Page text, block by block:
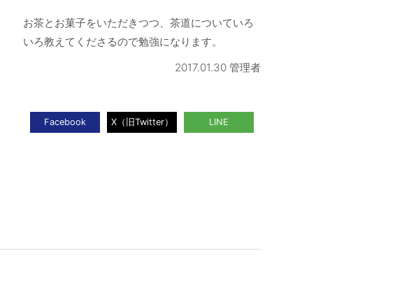
お茶とお菓子をいただきつつ、茶道についていろ
いろ教えてくださるので勉強になります。
2017.01.30 管理者